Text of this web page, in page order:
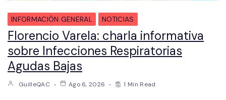
INFORMACIÓN GENERAL NOTICIAS
Florencio Varela: charla informativa
sobre Infecciones Respiratorias
Agudas Bajas
GuilleQAC Ago 6, 2026 1 Min Read